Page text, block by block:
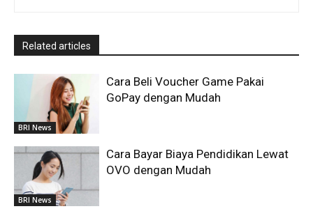
Related articles
BRI News
Cara Beli Voucher Game Pakai
GoPay dengan Mudah
BRI News
Cara Bayar Biaya Pendidikan Lewat
OVO dengan Mudah